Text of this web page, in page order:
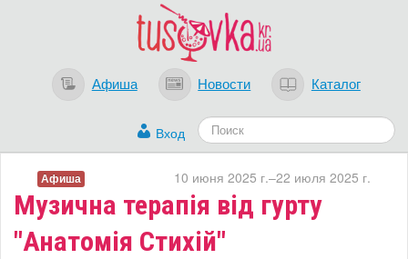
Афиша Новости Каталог
Вход
​Музична терапія від гурту
"Анатомія Стихій"
10 июня 2025 г.–22 июля 2025 г.
Афиша